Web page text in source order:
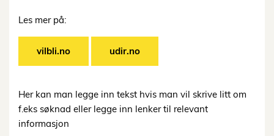
Les mer på:
vilbli.no udir.no
Her kan man legge inn tekst hvis man vil skrive litt om
f.eks søknad eller legge inn lenker til relevant
informasjon